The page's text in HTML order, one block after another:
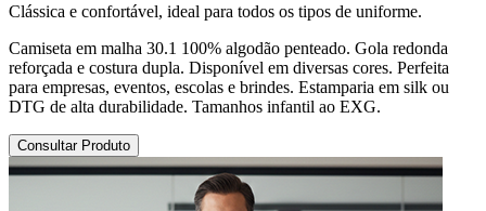
Clássica e confortável, ideal para todos os tipos de uniforme.
Camiseta em malha 30.1 100% algodão penteado. Gola redonda
reforçada e costura dupla. Disponível em diversas cores. Perfeita
para empresas, eventos, escolas e brindes. Estamparia em silk ou
DTG de alta durabilidade. Tamanhos infantil ao EXG.
Consultar Produto